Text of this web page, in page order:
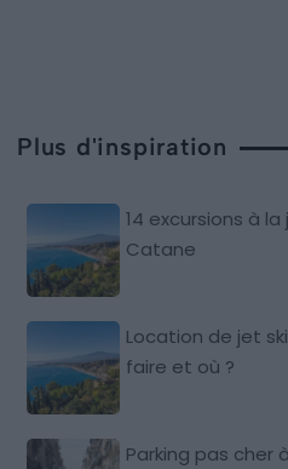
Plus d'inspiration
14 excursions à
Catane
Location de jet
faire et où ?
Parking pas cher